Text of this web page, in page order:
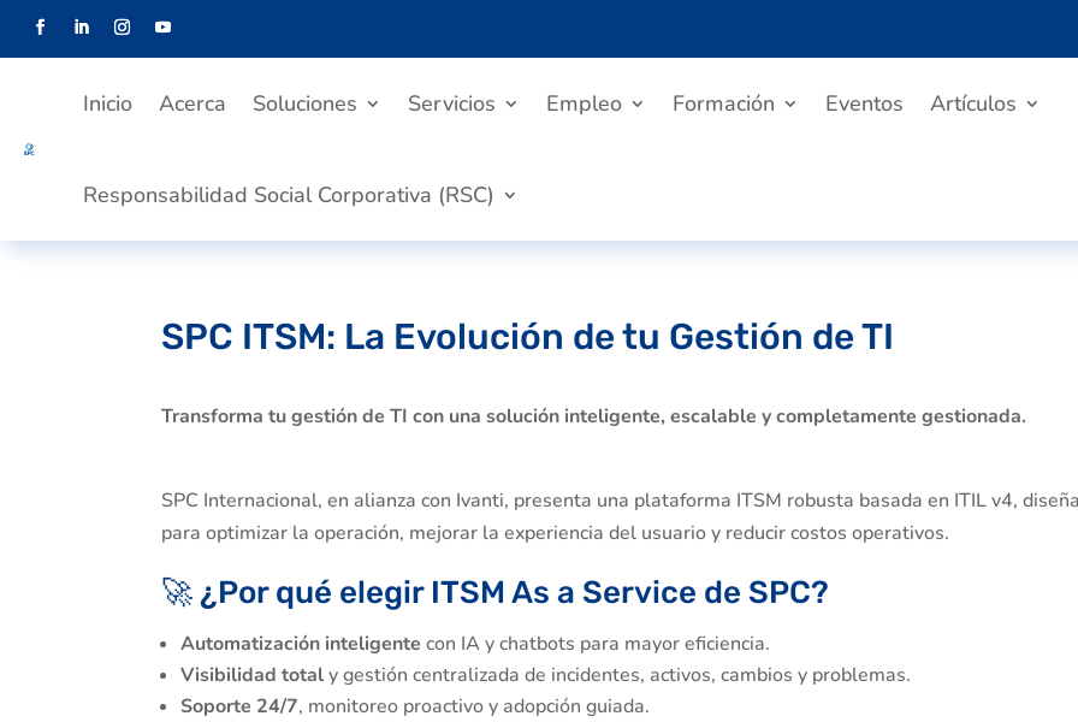
Inicio Acerca Soluciones Servicios Empleo Formación Eventos Artículos
Responsabilidad Social Corporativa (RSC)
SPC ITSM: La Evolución de tu Gestión de TI
Transforma tu gestión de TI con una solución inteligente, escalable y completamente gestionada.
SPC Internacional, en alianza con Ivanti, presenta una plataforma ITSM robusta basada en ITIL v4,
para optimizar la operación, mejorar la experiencia del usuario y reducir costos operativos.
🚀 ¿Por qué elegir ITSM As a Service de SPC?
Automatización inteligente con IA y chatbots para mayor eficiencia.
Visibilidad totaly gestión centralizada de incidentes, activos, cambios y problemas.
Soporte 24/7, monitoreo proactivo y adopción guiada.